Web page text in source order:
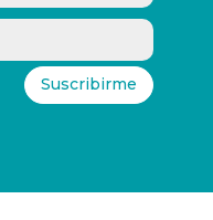
Suscribirme